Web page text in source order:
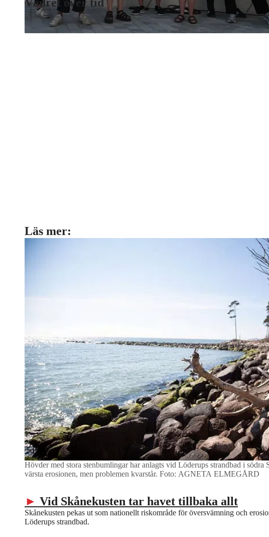
Läs mer:
Hövder med stora stenbumlingar har anlagts vid Löderups strandbad i södra
värsta erosionen, men problemen kvarstår. Foto: AGNETA ELMEGÅRD
► Vid Skånekusten tar havet tillbaka allt
Skånekusten pekas ut som nationellt riskområde för översvämning och
Löderups strandbad.